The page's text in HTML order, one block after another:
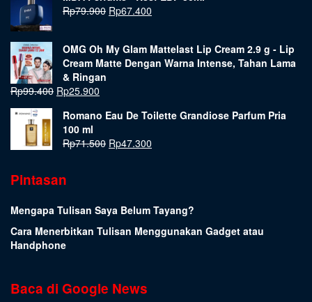
Rp79.900 Rp67.400
OMG Oh My Glam Mattelast Lip Cream 2.9 g - Lip
Cream Matte Dengan Warna Intense, Tahan Lama
& Ringan
Rp99.400 Rp25.900
Romano Eau De Toilette Grandiose Parfum Pria
100 ml
Rp71.500 Rp47.300
Pintasan
Mengapa Tulisan Saya Belum Tayang?
Cara Menerbitkan Tulisan Menggunakan Gadget atau
Handphone
Baca di Google News